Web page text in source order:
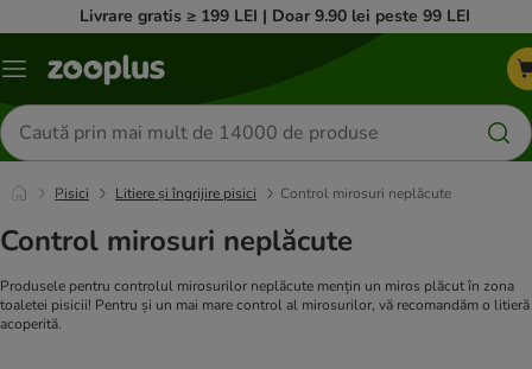
Livrare gratis ≥ 199 LEI | Doar 9.90 lei peste 99 LEI
Categorii
Căutare
produse
Pisici Litiere și îngrijire pisici Control mirosuri neplăcute
Control mirosuri neplăcute
Produsele pentru controlul mirosurilor neplăcute mențin un miros plăcut în zona
toaletei pisicii! Pentru și un mai mare control al mirosurilor, vă recomandăm o litieră
acoperită.